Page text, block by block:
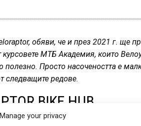
Manage your privacy
обяви, че и през 2021 г. ще
МТБ Академия, които
Просто насочеността е
следващите редове.
BIKE HUB
през месец март 2021 за